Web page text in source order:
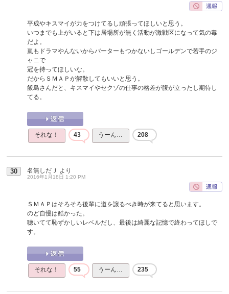
平成やキスマイが力をつけてるし頑張ってほしいと思う。
いつまでも上がいると下は居場所が無く活動が激戦区になって気の毒
だよ。
嵐もドラマやんないからバーターもつかないしゴールデンで若手のジ
ャニで
冠を持ってほしいな。
だからＳＭＡＰが解散してもいいと思う。
飯島さんだと、キスマイやセクゾの仕事の格差が腹が立ったし期待し
てる。
それな！ 43 うーん… 208
30 名無しだＪ より
2016年1月18日 1:20 PM
ＳＭＡＰはそろそろ後輩に道を譲るべき時が来てると思います。
のど自慢は酷かった。
聴いてて恥ずかしいレベルだし、最後は綺麗な記憶で終わってほしで
す。
それな！ 55 うーん… 235